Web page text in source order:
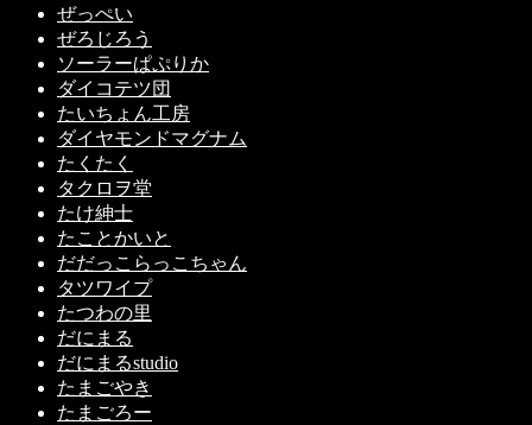
ぜっぺい
ぜろじろう
ソーラーぱぷりか
ダイコテツ団
たいちょん工房
ダイヤモンドマグナム
たくたく
タクロヲ堂
たけ紳士
たことかいと
だだっこらっこちゃん
タツワイプ
たつわの里
だにまる
だにまるstudio
たまごやき
たまごろー